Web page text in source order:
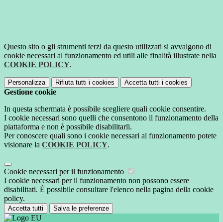
Questo sito o gli strumenti terzi da questo utilizzati si avvalgono di
cookie necessari al funzionamento ed utili alle finalità illustrate nella
COOKIE POLICY.
Personalizza Rifiuta tutti i cookies Accetta tutti i cookies
Gestione cookie
In questa schermata è possibile scegliere quali cookie consentire.
I cookie necessari sono quelli che consentono il funzionamento della
piattaforma e non è possibile disabilitarli.
Per conoscere quali sono i cookie necessari al funzionamento potete
visionare la COOKIE POLICY.
Cookie necessari per il funzionamento
I cookie necessari per il funzionamento non possono essere
disabilitati. È possibile consultare l'elenco nella pagina della cookie
policy.
Accetta tutti Salva le preferenze